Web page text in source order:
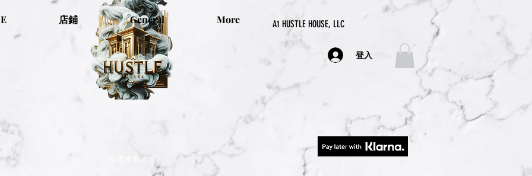
A1 HUSTLE HOUSE, LLC
店鋪 General More
登入
“喧囂永無止境”